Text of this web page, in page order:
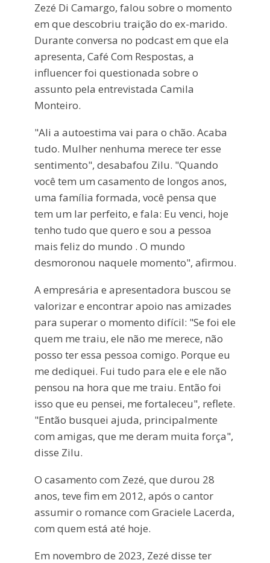
Zezé Di Camargo, falou sobre o momento
em que descobriu traição do ex-marido.
Durante conversa no podcast em que ela
apresenta, Café Com Respostas, a
influencer foi questionada sobre o
assunto pela entrevistada Camila
Monteiro.
"Ali a autoestima vai para o chão. Acaba
tudo. Mulher nenhuma merece ter esse
sentimento", desabafou Zilu. "Quando
você tem um casamento de longos anos,
uma família formada, você pensa que
tem um lar perfeito, e fala: Eu venci, hoje
tenho tudo que quero e sou a pessoa
mais feliz do mundo . O mundo
desmoronou naquele momento", afirmou.
A empresária e apresentadora buscou se
valorizar e encontrar apoio nas amizades
para superar o momento difícil: "Se foi ele
quem me traiu, ele não me merece, não
posso ter essa pessoa comigo. Porque eu
me dediquei. Fui tudo para ele e ele não
pensou na hora que me traiu. Então foi
isso que eu pensei, me fortaleceu", reflete.
"Então busquei ajuda, principalmente
com amigas, que me deram muita força",
disse Zilu.
O casamento com Zezé, que durou 28
anos, teve fim em 2012, após o cantor
assumir o romance com Graciele Lacerda,
com quem está até hoje.
Em novembro de 2023, Zezé disse ter